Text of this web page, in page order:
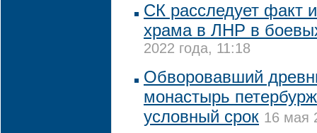
СК расследует факт
храма в ЛНР в
2022 года, 11:18
Обворовавший
монастырь
условный срок 16 мая